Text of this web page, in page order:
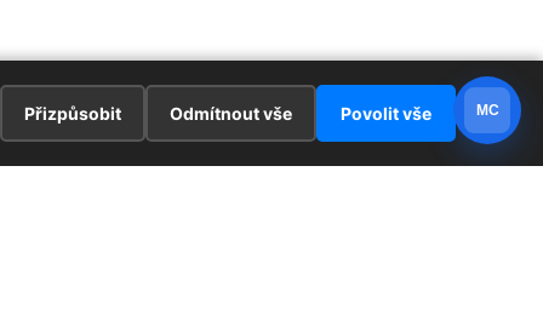
Přizpůsobit Odmítnout vše Povolit vše MC